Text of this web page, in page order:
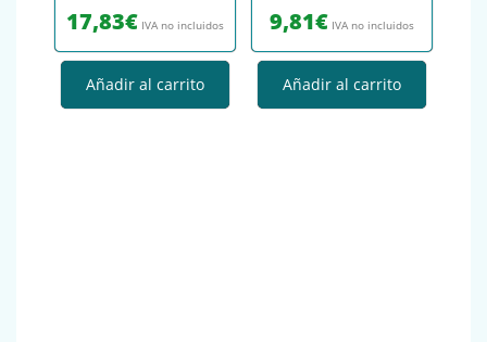
17,83€ IVA no incluidos
Añadir al carrito
9,81€ IVA no incluidos
Añadir al carrito